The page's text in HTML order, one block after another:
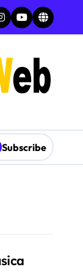
Subscribe